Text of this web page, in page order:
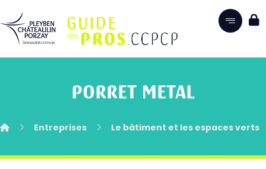
PORRET METAL
Entreprises Le bâtiment et les espaces verts